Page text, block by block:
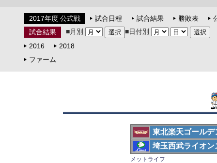
2017年度 公式戦 試合日程 試合結果 勝敗表
試合結果
■月別
■日付別
2016
2018
ファーム
東北楽天ゴールデ
埼玉西武ライオン
メットライフ